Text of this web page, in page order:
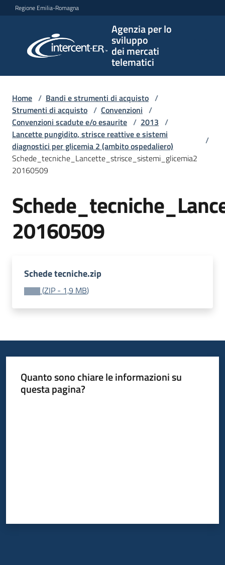
Vai al contenuto
Vai alla navigazione
Vai al footer
Regione Emilia-Romagna
Agenzia per lo
sviluppo
dei mercati
telematici
per lo
sviluppo
telematici
L'Agenzia
e
strumenti
acquisto
Supporto
Piattaforme
Home / Bandi e strumenti di acquisto /
Strumenti di acquisto / Convenzioni /
Convenzioni scadute e/o esaurite / 2013 /
Lancette pungidito, strisce reattive e sistemi
diagnostici per glicemia 2 (ambito ospedaliero)
/
Schede_tecniche_Lancette_strisce_sistemi_glicemia2
20160509
20160509
Schede tecniche.zip
(ZIP - 1,9 MB)
Quanto sono chiare le informazioni su
questa pagina?